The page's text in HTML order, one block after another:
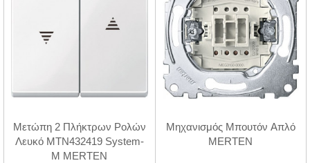
Μετώπη 2 Πλήκτρων Ρολών
Λευκό MTN432419 System-
M MERTEN
Μηχανισμός Μπουτόν Απλό
MERTEN